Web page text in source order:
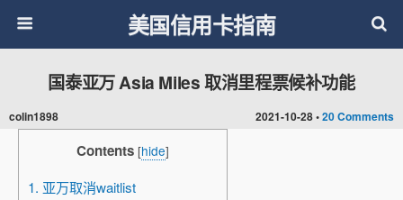
美国信用卡指南
2021-10-28 •20 Comments
国泰亚万 Asia Miles 取消里程票候补功能
colin1898
Contents [hide]
1. 亚万取消waitlist